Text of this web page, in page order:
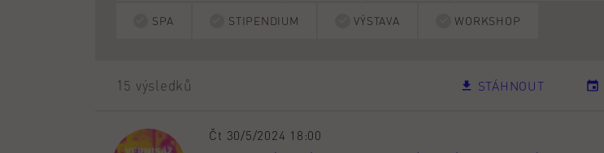
SPA STIPENDIUM VÝSTAVA WORKSHOP
15 výsledků STÁHNOUT
Čt 30/5/2024 18:00